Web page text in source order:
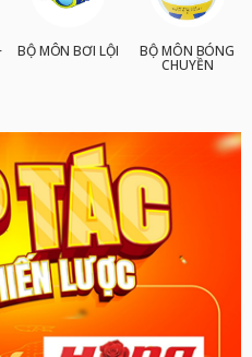
BỘ MÔN BÓNG BỘ MÔN CẦU
LÔNG